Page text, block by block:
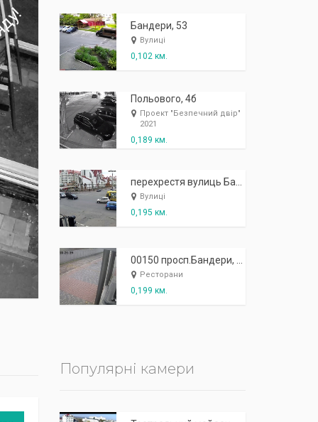
Бандери, 53
Вулиці
0,102 км.
Польового, 4б
Проект "Безпечний двір"
2021
0,189 км.
Вулиці
0,195 км.
Ресторани
0,199 км.
Популярні камери